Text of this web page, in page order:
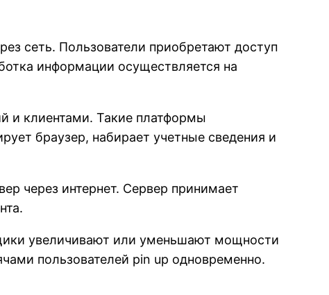
сеть. Пользователи приобретают доступ
информации осуществляется на
и клиентами. Такие платформы
браузер, набирает учетные сведения и
через интернет. Сервер принимает
увеличивают или уменьшают мощности
пользователей pin up одновременно.